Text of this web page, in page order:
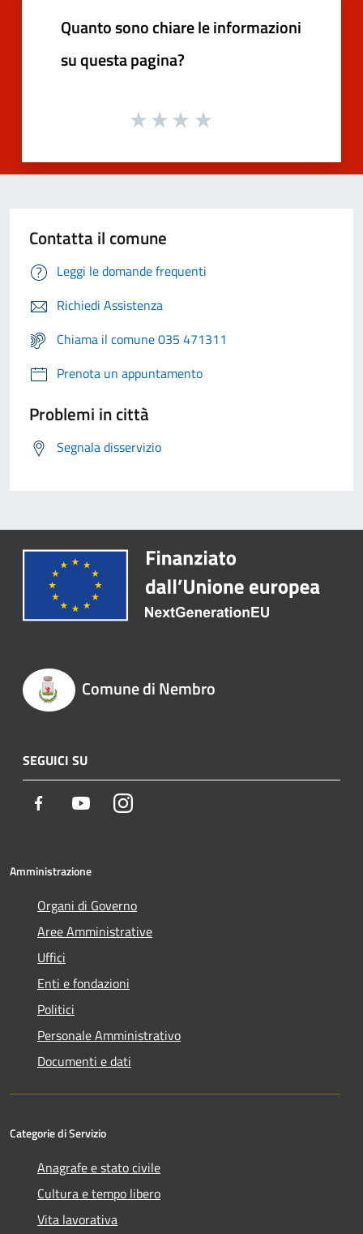
Quanto sono chiare le informazioni
su questa pagina?
Contatta il comune
Leggi le domande frequenti
Richiedi Assistenza
Chiama il comune 035 471311
Prenota un appuntamento
Problemi in città
Segnala disservizio
Comune di Nembro
SEGUICI SU
Facebook YoutubeInstagram
Amministrazione
Organi di Governo
Aree Amministrative
Uffici
Enti e fondazioni
Politici
Personale Amministrativo
Documenti e dati
Categorie di Servizio
Anagrafe e stato civile
Cultura e tempo libero
Vita lavorativa